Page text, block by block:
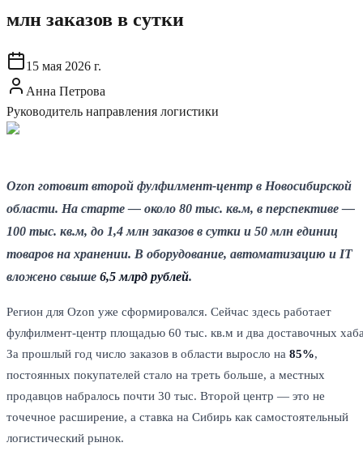
млн заказов в сутки
15 мая 2026 г.
Анна Петрова
Руководитель направления логистики
Ozon готовит второй фулфилмент-центр в Новосибирской
области. На старте — около 80 тыс. кв.м, в перспективе —
100 тыс. кв.м, до 1,4 млн заказов в сутки и 50 млн единиц
товаров на хранении. В оборудование, автоматизацию и IT
вложено свыше 6,5 млрд рублей.
Регион для Ozon уже сформировался. Сейчас здесь работает
фулфилмент-центр площадью 60 тыс. кв.м и два доставочных
За прошлый год число заказов в области выросло на 85%,
постоянных покупателей стало на треть больше, а местных
продавцов набралось почти 30 тыс. Второй центр — это не
точечное расширение, а ставка на Сибирь как самостоятельный
логистический рынок.